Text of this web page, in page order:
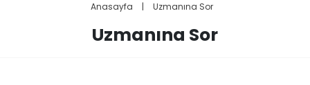
Anasayfa | Uzmanına Sor
Uzmanına Sor